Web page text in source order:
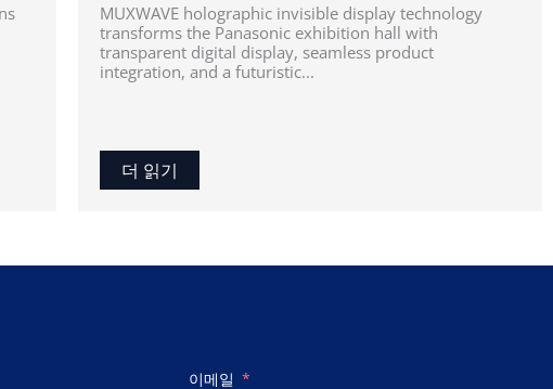
MUXWAVE holographic invisible display technology
transforms the Panasonic exhibition hall with
transparent digital display, seamless product
integration, and a futuristic...
더 읽기
이메일